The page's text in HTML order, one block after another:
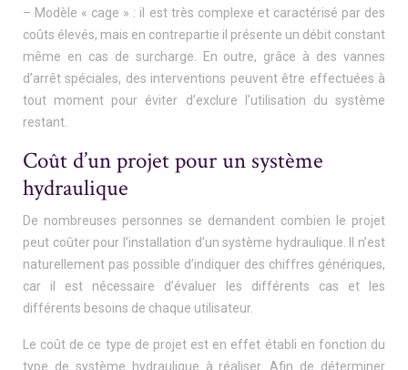
– Modèle « cage » : il est très complexe et caractérisé par des
coûts élevés, mais en contrepartie il présente un débit constant
même en cas de surcharge. En outre, grâce à des vannes
d’arrêt spéciales, des interventions peuvent être effectuées à
tout moment pour éviter d’exclure l’utilisation du système
restant.
Coût d’un projet pour un système
hydraulique
De nombreuses personnes se demandent combien le projet
peut coûter pour l’installation d’un système hydraulique. Il n’est
naturellement pas possible d’indiquer des chiffres génériques,
car il est nécessaire d’évaluer les différents cas et les
différents besoins de chaque utilisateur.
Le coût de ce type de projet est en effet établi en fonction du
type de système hydraulique à réaliser. Afin de déterminer